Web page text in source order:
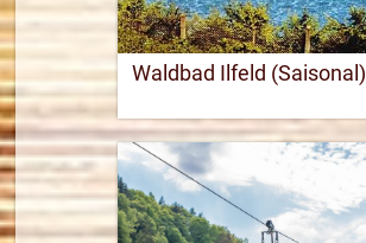
7,6 km
Routenplaner
Waldbad Ilfeld (Saisonal)